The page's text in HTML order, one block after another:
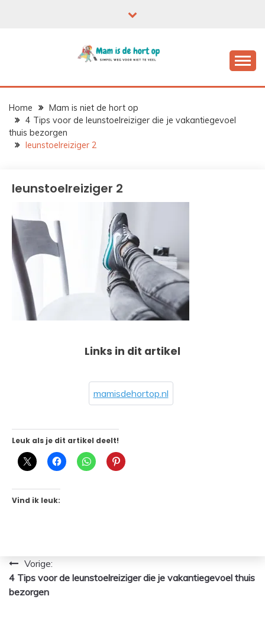
Home
Mam is niet de hort op
4 Tips voor de leunstoelreiziger die je vakantiegevoel
thuis bezorgen
leunstoelreiziger 2
leunstoelreiziger 2
Links in dit artikel
mamisdehortop.nl
Leuk als je dit artikel deelt!
Vind ik leuk:
Bericht
navigatie
Vorige:
4 Tips voor de leunstoelreiziger die je vakantiegevoel thuis
bezorgen